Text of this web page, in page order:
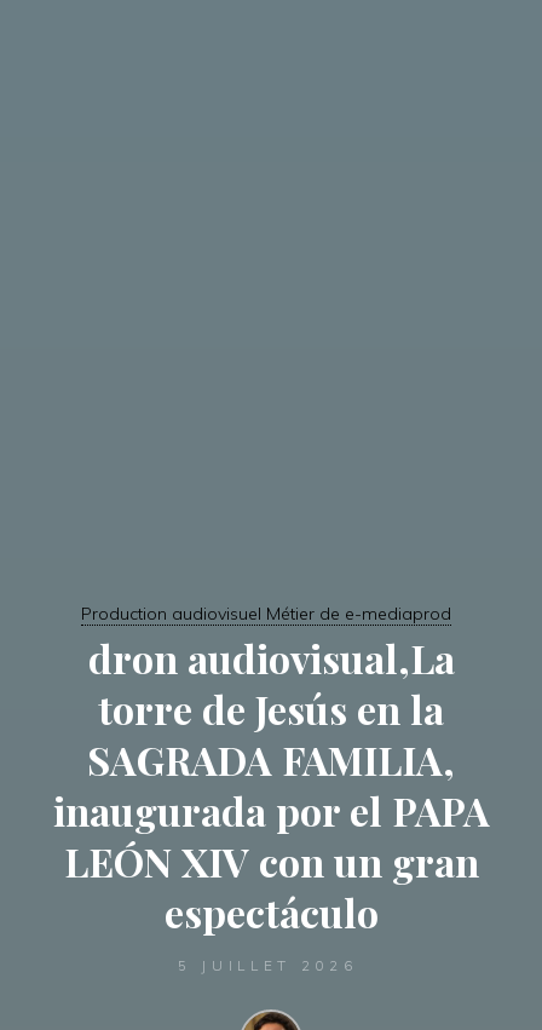
Production audiovisuel Métier de e-mediaprod
dron audiovisual,La
torre de Jesús en la
SAGRADA FAMILIA,
inaugurada por el PAPA
LEÓN XIV con un gran
espectáculo
5 JUILLET 2026